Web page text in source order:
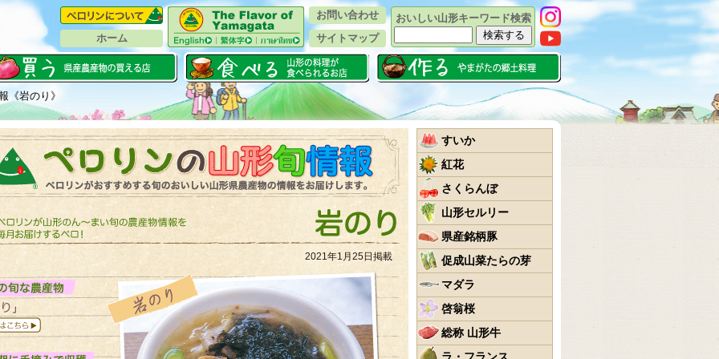
おいしい山形キーワード検索
ホーム
お問い合わせ
サイトマップ
《岩のり》
2021年1月25日掲載
すいか
紅花
さくらんぼ
山形セルリー
県産銘柄豚
促成山菜たらの芽
マダラ
啓翁桜
総称 山形牛